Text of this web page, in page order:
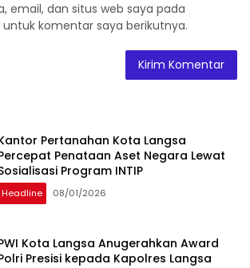
email, dan situs web saya pada
komentar saya berikutnya.
Pertanahan Kota Langsa
Penataan Aset Negara Lewat
Program INTIP
Headline 08/01/2026
Kota Langsa Anugerahkan Award
Presisi kepada Kapolres Langsa